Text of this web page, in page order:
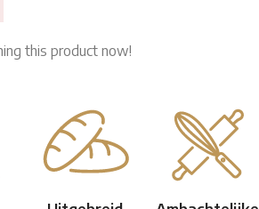
this product now!